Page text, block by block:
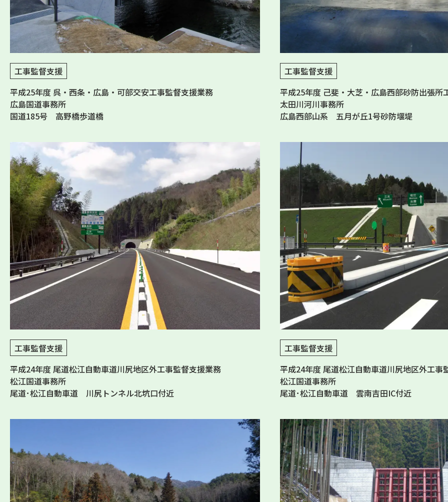
工事監督支援
平成25年度 呉・西条・広島・可部交安工事監督支援業務
広島国道事務所
国道185号 高野橋歩道橋
工事監督支援
平成25年度 己斐・大芝・広島西部砂防出張所
太田川河川事務所
広島西部山系 五月が丘1号砂防堰堤
工事監督支援
平成24年度 尾道松江自動車道川尻地区外工事監督支援業務
松江国道事務所
尾道･松江自動車道 川尻トンネル北坑口付近
工事監督支援
平成24年度 尾道松江自動車道川尻地区外工事
松江国道事務所
尾道･松江自動車道 雲南吉田IC付近